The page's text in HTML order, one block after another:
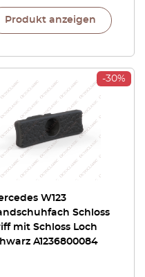
Produkt anzeigen
-30%
W123
Schloss
mit Schloss Loch
A1236800084